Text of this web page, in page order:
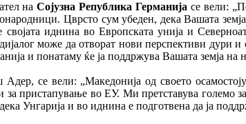
наСојузна Република Германија се вели:
Цврсто сум убеден, дека Вашата
својата иднина во Европската унија и
може да отворат нови перспективи дури
и понатаму ќе ја поддржува Вашата земја на
Адер, се вели: „Македонија од своето
пристапување во ЕУ. Ми претставува големо
Унгарија и во иднина е подготвена да ја